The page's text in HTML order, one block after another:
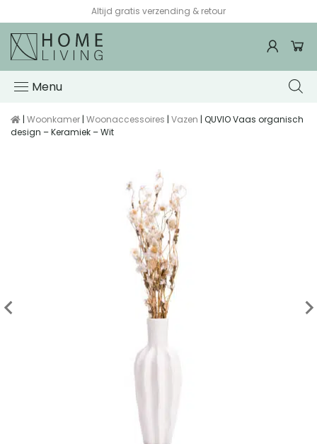
Altijd gratis verzending & retour
Menu
| Woonkamer | Woonaccessoires | Vazen | QUVIO Vaas organisch
design – Keramiek – Wit